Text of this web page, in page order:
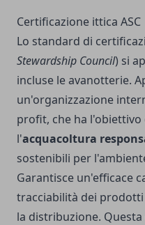
Certificazione ittica ASC
Lo standard di
Stewardship Council) si
incluse le avanotterie.
un'organizzazione
profit, che ha
l'acquacoltura
sostenibili per
Garantisce un'efficace
tracciabilità dei
la distribuzione.